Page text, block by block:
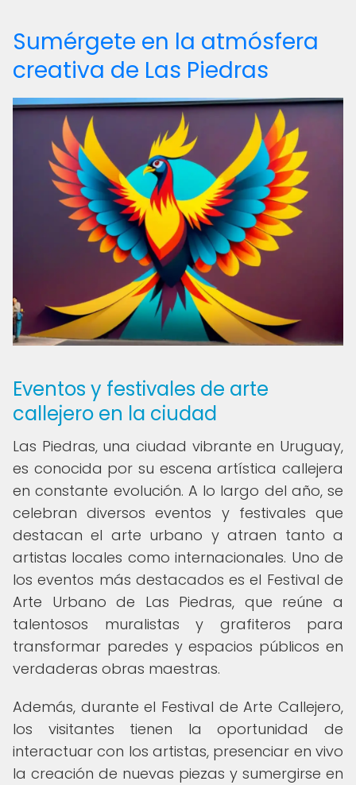
Sumérgete en la atmósfera
creativa de Las Piedras
Eventos y festivales de arte
callejero en la ciudad
Las Piedras, una ciudad vibrante en Uruguay,
es conocida por su escena artística callejera
en constante evolución. A lo largo del año, se
celebran diversos eventos y festivales que
destacan el arte urbano y atraen tanto a
artistas locales como internacionales. Uno de
los eventos más destacados es el Festival de
Arte Urbano de Las Piedras, que reúne a
talentosos muralistas y grafiteros para
transformar paredes y espacios públicos en
verdaderas obras maestras.
Además, durante el Festival de Arte Callejero,
los visitantes tienen la oportunidad de
interactuar con los artistas, presenciar en vivo
la creación de nuevas piezas y sumergirse en